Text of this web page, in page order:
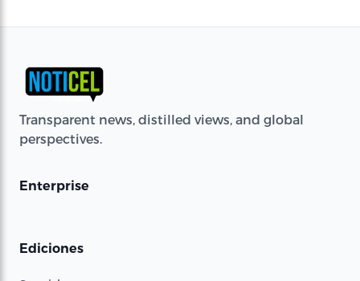
Transparent news, distilled views, and global
perspectives.
Enterprise
Ediciones